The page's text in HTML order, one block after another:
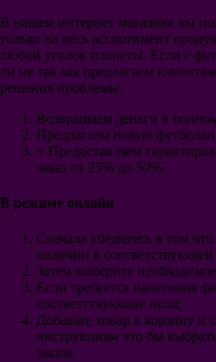
Гамбург
Порту
Бенфика
ПСВ
Аякс
Ривер
Бока
Аль-
Детская
Барселона
В нашем интернет магазине вы
только на весь ассортимент
любой уголок планеты. Если с
ли не так мы предлагаем
решения проблемы:
Возвращаем деньги в
Предлагаем новую
+ Предоставляем
заказ от 25% до 50%.
В режиме онлайн
Сначала убедитесь в том
наличии в соответствующей
Затем выберите
Если требуется нанесения
соответствующие поля;
Добавьте товар в корзину и
инструкциям что бы
заказа.